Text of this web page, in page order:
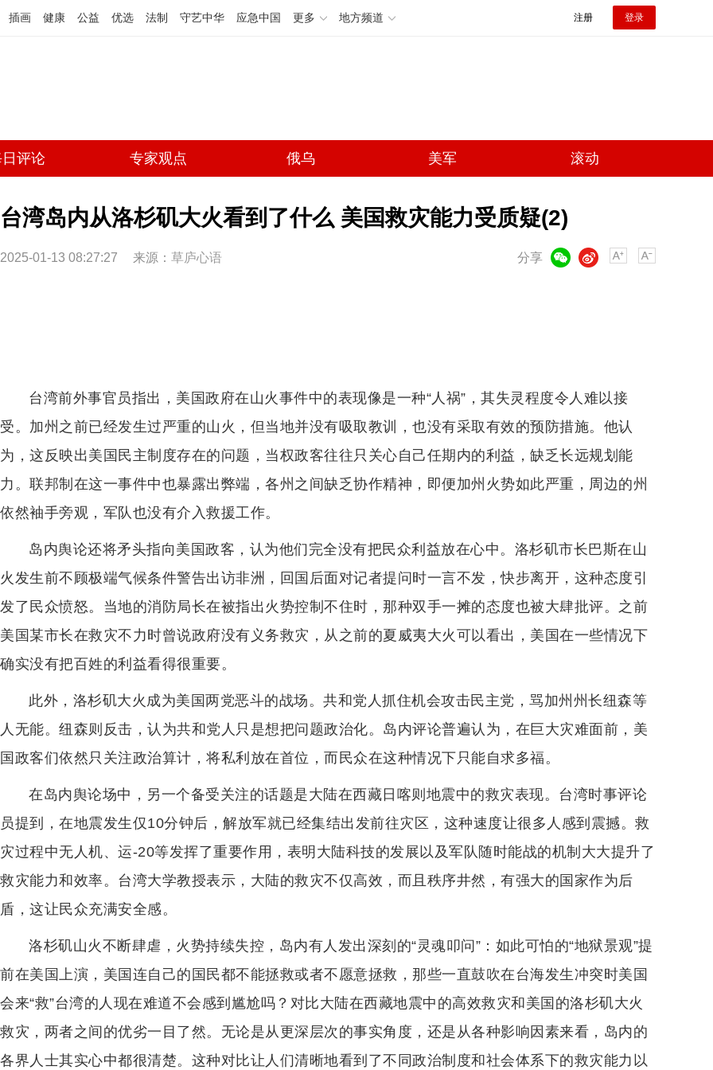
插画 健康 公益 优选 法制 守艺中华 应急中国 更多 地方频道 注册 登录
评论 专家观点 俄乌 美军 滚动
台湾岛内从洛杉矶大火看到了什么 美国救灾能力受质疑(2)
2025-01-13 08:27:27 来源： 草庐心语 分享
微博
台湾前外事官员指出，美国政府在山火事件中的表现像是一种“人祸”，其失灵程度令人难以接
受。加州之前已经发生过严重的山火，但当地并没有吸取教训，也没有采取有效的预防措施。他认
为，这反映出美国民主制度存在的问题，当权政客往往只关心自己任期内的利益，缺乏长远规划能
力。联邦制在这一事件中也暴露出弊端，各州之间缺乏协作精神，即便加州火势如此严重，周边的州
依然袖手旁观，军队也没有介入救援工作。
岛内舆论还将矛头指向美国政客，认为他们完全没有把民众利益放在心中。洛杉矶市长巴斯在山
火发生前不顾极端气候条件警告出访非洲，回国后面对记者提问时一言不发，快步离开，这种态度引
发了民众愤怒。当地的消防局长在被指出火势控制不住时，那种双手一摊的态度也被大肆批评。之前
美国某市长在救灾不力时曾说政府没有义务救灾，从之前的夏威夷大火可以看出，美国在一些情况下
确实没有把百姓的利益看得很重要。
此外，洛杉矶大火成为美国两党恶斗的战场。共和党人抓住机会攻击民主党，骂加州州长纽森等
人无能。纽森则反击，认为共和党人只是想把问题政治化。岛内评论普遍认为，在巨大灾难面前，美
国政客们依然只关注政治算计，将私利放在首位，而民众在这种情况下只能自求多福。
在岛内舆论场中，另一个备受关注的话题是大陆在西藏日喀则地震中的救灾表现。台湾时事评论
员提到，在地震发生仅10分钟后，解放军就已经集结出发前往灾区，这种速度让很多人感到震撼。救
灾过程中无人机、运-20等发挥了重要作用，表明大陆科技的发展以及军队随时能战的机制大大提升了
救灾能力和效率。台湾大学教授表示，大陆的救灾不仅高效，而且秩序井然，有强大的国家作为后
盾，这让民众充满安全感。
洛杉矶山火不断肆虐，火势持续失控，岛内有人发出深刻的“灵魂叩问”：如此可怕的“地狱景观”提
前在美国上演，美国连自己的国民都不能拯救或者不愿意拯救，那些一直鼓吹在台海发生冲突时美国
会来“救”台湾的人现在难道不会感到尴尬吗？对比大陆在西藏地震中的高效救灾和美国的洛杉矶大火
救灾，两者之间的优劣一目了然。无论是从更深层次的事实角度，还是从各种影响因素来看，岛内的
各界人士其实心中都很清楚。这种对比让人们清晰地看到了不同政治制度和社会体系下的救灾能力以